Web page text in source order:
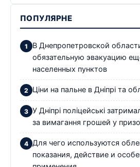
ПОПУЛЯРНЕ
В Днепропетровской
обязательную эвакуацию
населенных пунктов
Ціни на пальне в Дніпрі та
У Дніпрі поліцейські
за вимагання грошей у
Для чего используются
показания, действие и